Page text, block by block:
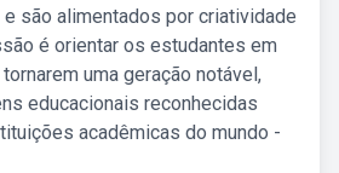
são alimentados por criatividade
é orientar os estudantes em
uma geração notável,
educacionais reconhecidas
acadêmicas do mundo -